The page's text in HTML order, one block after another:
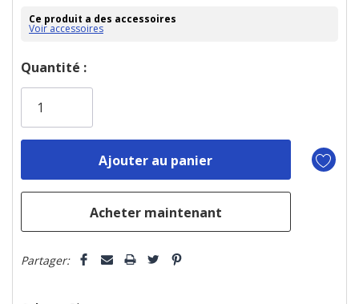
Ce produit a des accessoires
Voir accessoires
Dépêchez-
vous!
plus
Quantité :
Partager: